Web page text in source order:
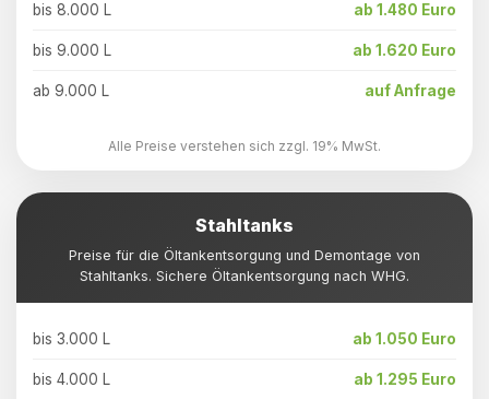
bis 8.000 L ab 1.480 Euro
bis 9.000 L ab 1.620 Euro
ab 9.000 L auf Anfrage
Alle Preise verstehen sich zzgl. 19% MwSt.
Stahltanks
Preise für die Öltankentsorgung und Demontage von
Stahltanks. Sichere Öltankentsorgung nach WHG.
bis 3.000 L ab 1.050 Euro
bis 4.000 L ab 1.295 Euro